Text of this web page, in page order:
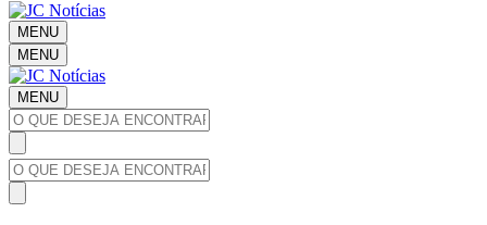
MENU
MENU
MENU